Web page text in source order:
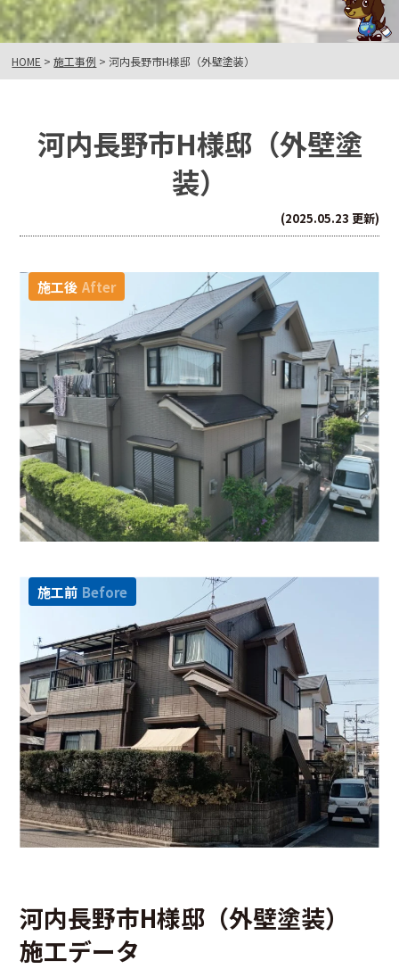
HOME >施工事例 >河内長野市H様邸（外壁塗装）
河内長野市H様邸（外壁塗
装）
(2025.05.23 更新)
施工後 After
施工前 Before
河内長野市H様邸（外壁塗装）
施工データ